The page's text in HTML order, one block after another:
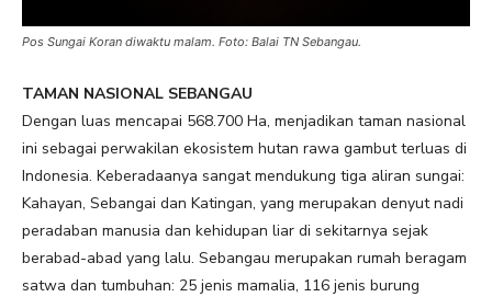
Pos Sungai Koran diwaktu malam. Foto: Balai TN Sebangau.
TAMAN NASIONAL SEBANGAU
Dengan luas mencapai 568.700 Ha, menjadikan taman nasional
ini sebagai perwakilan ekosistem hutan rawa gambut terluas di
Indonesia. Keberadaanya sangat mendukung tiga aliran sungai:
Kahayan, Sebangai dan Katingan, yang merupakan denyut nadi
peradaban manusia dan kehidupan liar di sekitarnya sejak
berabad-abad yang lalu. Sebangau merupakan rumah beragam
satwa dan tumbuhan: 25 jenis mamalia, 116 jenis burung